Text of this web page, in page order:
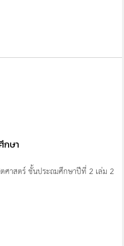
กษา
ศาสตร์ ชั้นประถมศึกษาปีที่ 2 เล่ม 2